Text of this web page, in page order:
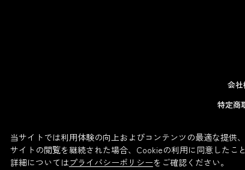
会社
特定商
当サイトでは利用体験の向上およびコンテンツの最適な提供
サイトの閲覧を継続された場合、Cookieの利用に同意したこ
詳細についてはプライバシーポリシーをご確認ください。